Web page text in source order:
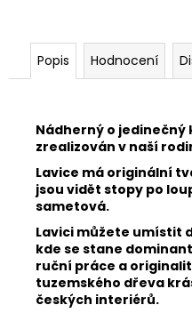
Popis Hodnocení
Nádherný o jedinečný
zrealizován v naší
Lavice má originální
jsou vidět stopy po
sametová.
Lavici můžete umístit
kde se stane
ruční práce a
tuzemského dřeva
českých interiérů.